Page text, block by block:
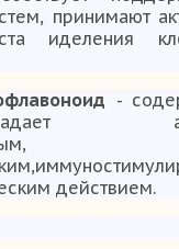
принимают
иделения
-
действием.